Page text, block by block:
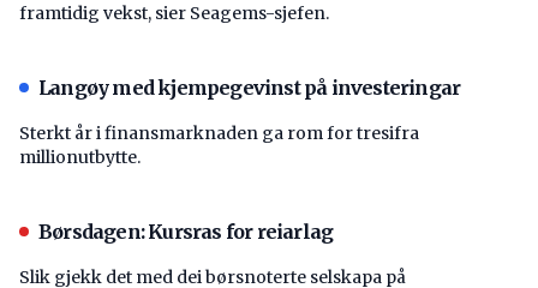
framtidig vekst, sier Seagems-sjefen.
Langøy med kjempegevinst på investeringar
Sterkt år i finansmarknaden ga rom for tresifra
millionutbytte.
Børsdagen: Kursras for reiarlag
Slik gjekk det med dei børsnoterte selskapa på